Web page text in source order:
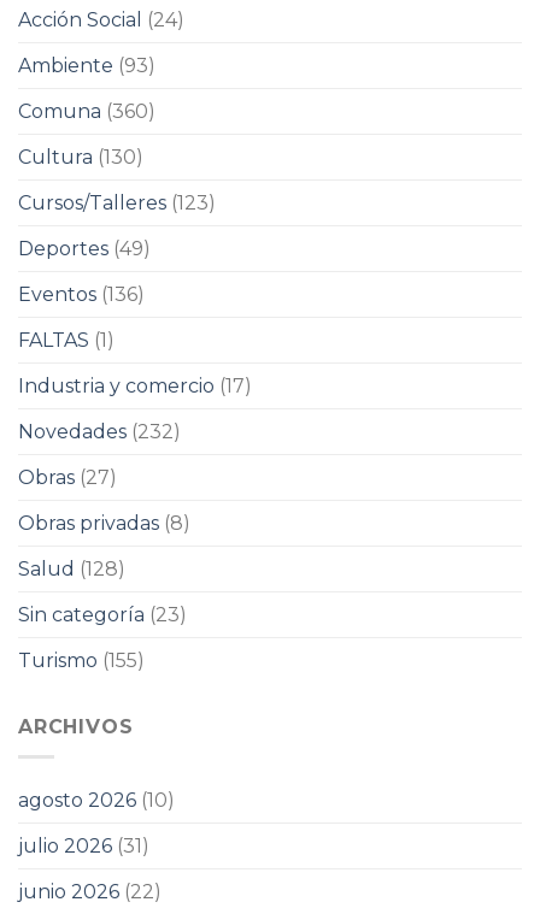
Acción Social
(24)
Ambiente (93)
Comuna (360)
Cultura (130)
Cursos/Talleres (123)
Deportes (49)
Eventos (136)
FALTAS (1)
Industria y comercio (17)
Novedades (232)
Obras (27)
Obras privadas (8)
Salud (128)
Sin categoría (23)
Turismo (155)
ARCHIVOS
agosto 2026 (10)
julio 2026 (31)
junio 2026 (22)